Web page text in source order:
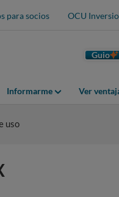
para socios OCU
Guio
Informarme Ver
uso